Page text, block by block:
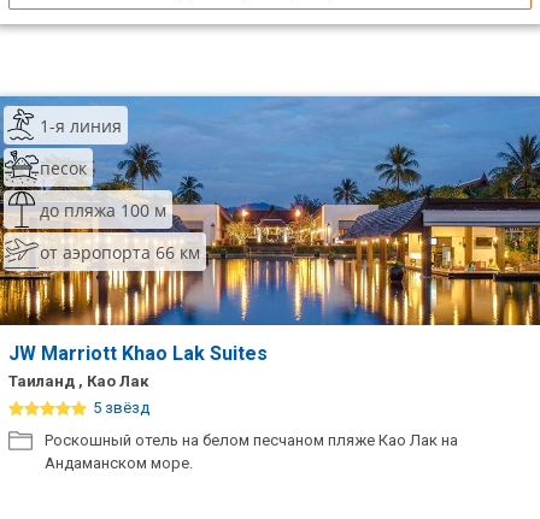
1-я линия
песок
до пляжа 100 м
от аэропорта 66 км
JW Marriott Khao Lak Suites
Таиланд , Као Лак
5 звёзд
Роскошный отель на белом песчаном пляже Као Лак на
Андаманском море.